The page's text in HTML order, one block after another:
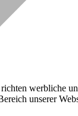
werbliche
unserer